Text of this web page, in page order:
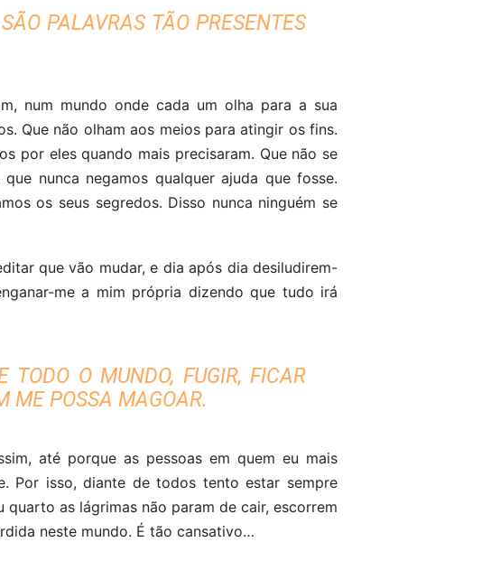
PALAVRAS TÃO PRESENTES
num mundo onde cada um olha para a sua
Que não olham aos meios para atingir os fins.
por eles quando mais precisaram. Que não se
nunca negamos qualquer ajuda que fosse.
os seus segredos. Disso nunca ninguém se
que vão mudar, e dia após dia desiludirem-
me a mim própria dizendo que tudo irá
TODO O MUNDO, FUGIR, FICAR
ME POSSA MAGOAR.
até porque as pessoas em quem eu mais
Por isso, diante de todos tento estar sempre
as lágrimas não param de cair, escorrem
neste mundo. É tão cansativo…